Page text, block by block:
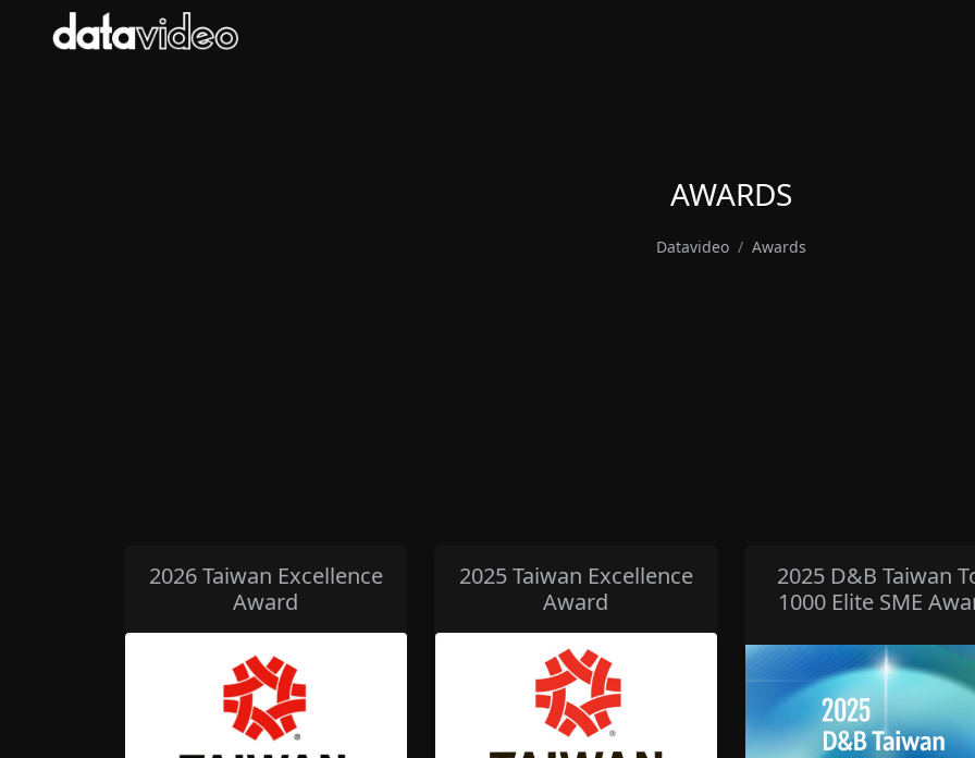
AWARDS
Datavideo Awards
2026 Taiwan Excellence
Award
2025 Taiwan Excellence
Award
2025 D&B Taiwan
1000 Elite SME